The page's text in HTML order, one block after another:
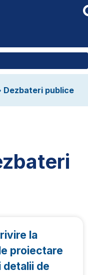
Dezbateri publice
la
proiectare
detalii de